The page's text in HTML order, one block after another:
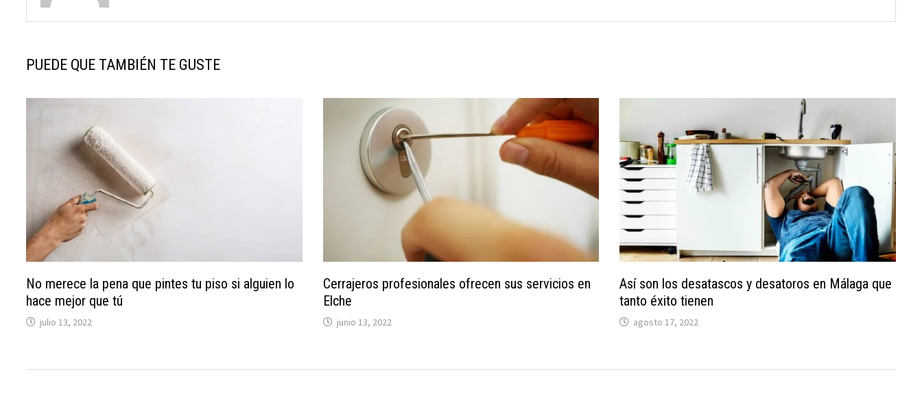
PUEDE QUE TAMBIÉN TE GUSTE
No merece la pena que pintes tu piso si alguien lo
hace mejor que tú
julio 13, 2022
Cerrajeros profesionales ofrecen sus servicios en
Elche
junio 13, 2022
Así son los desatascos y desatoros en Málaga que
tanto éxito tienen
agosto 17, 2022